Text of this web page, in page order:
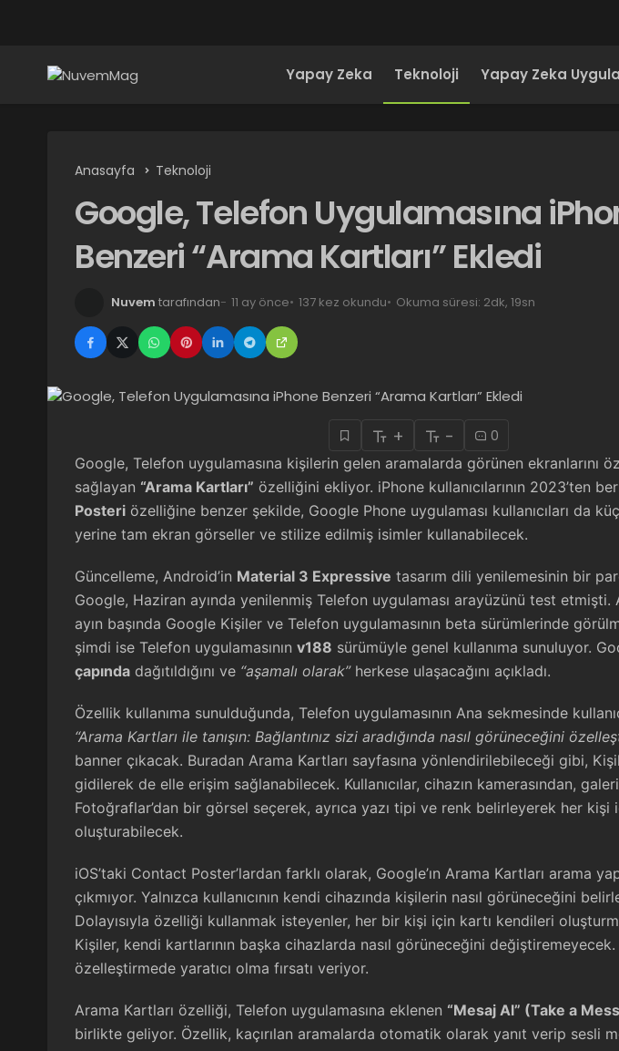
Yapay Zeka Teknoloji Yapay Zeka
Anasayfa Teknoloji
Google, Telefon Uygulamasına
Benzeri “Arama Kartları” Ekledi
Nuvem tarafından 11 ay önce 137 kez okundu Okuma süresi: 2dk, 19sn
+ -
0
Google, Telefon uygulamasına kişilerin gelen aramalarda görünen ekranlarını
sağlayan “Arama Kartları” özelliğini ekliyor. iPhone kullanıcılarının 2023’ten
Posteri özelliğine benzer şekilde, Google Phone uygulaması kullanıcıları da
yerine tam ekran görseller ve stilize edilmiş isimler kullanabilecek.
Güncelleme, Android’in Material 3 Expressive tasarım dili yenilemesinin bir
Google, Haziran ayında yenilenmiş Telefon uygulaması arayüzünü test etmişti.
ayın başında Google Kişiler ve Telefon uygulamasının beta sürümlerinde
şimdi ise Telefon uygulamasının v188 sürümüyle genel kullanıma sunuluyor.
çapında dağıtıldığını ve “aşamalı olarak”herkese ulaşacağını açıkladı.
Özellik kullanıma sunulduğunda, Telefon uygulamasının Ana sekmesinde
“Arama Kartları ile tanışın: Bağlantınız sizi aradığında nasıl görüneceğini
banner çıkacak. Buradan Arama Kartları sayfasına yönlendirilebileceği gibi,
gidilerek de elle erişim sağlanabilecek. Kullanıcılar, cihazın kamerasından,
Fotoğraflar’dan bir görsel seçerek, ayrıca yazı tipi ve renk belirleyerek her
oluşturabilecek.
iOS’taki Contact Poster’lardan farklı olarak, Google’ın Arama Kartları arama
çıkmıyor. Yalnızca kullanıcının kendi cihazında kişilerin nasıl görüneceğini
Dolayısıyla özelliği kullanmak isteyenler, her bir kişi için kartı kendileri
Kişiler, kendi kartlarının başka cihazlarda nasıl görüneceğini değiştiremeyecek.
özelleştirmede yaratıcı olma fırsatı veriyor.
Arama Kartları özelliği, Telefon uygulamasına eklenen “Mesaj Al” (Take a
birlikte geliyor. Özellik, kaçırılan aramalarda otomatik olarak yanıt verip sesli